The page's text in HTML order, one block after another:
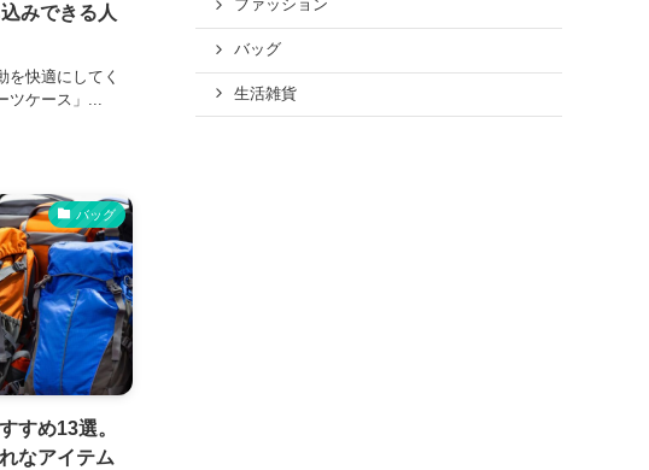
みできる人
を快適にしてく
ツケース」...
バッグ
すめ13選。
なアイテム
ファッション
バッグ
生活雑貨